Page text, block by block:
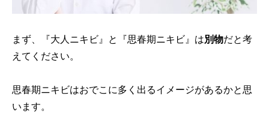
まず、『大人ニキビ』と『思春期ニキビ』は別物だと考
えてください。
思春期ニキビはおでこに多く出るイメージがあるかと思
います。